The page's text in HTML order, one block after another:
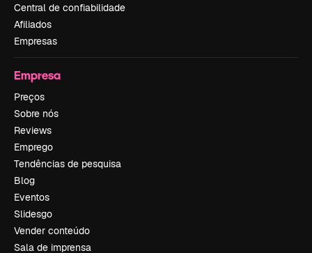
Central de confiabilidade
Afiliados
Empresas
Empresa
Preços
Sobre nós
Reviews
Emprego
Tendências de pesquisa
Blog
Eventos
Slidesgo
Vender conteúdo
Sala de imprensa